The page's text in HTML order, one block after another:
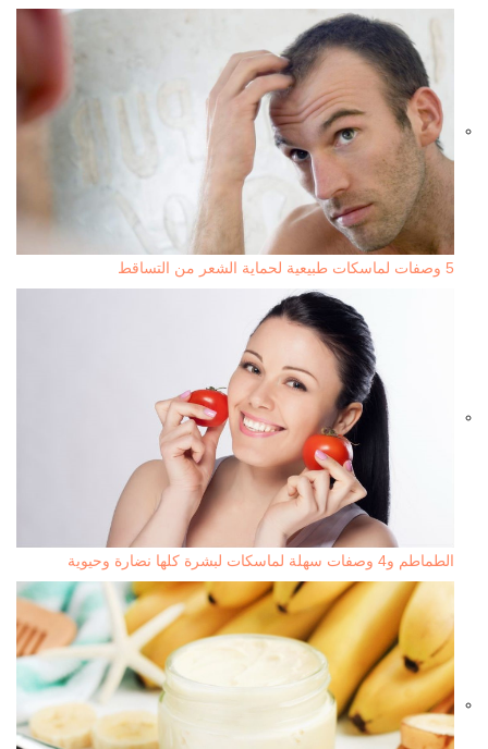
5 وصفات لماسكات طبيعية لحماية الشعر من التساقط
الطماطم و4 وصفات سهلة لماسكات لبشرة كلها نضارة وحيوية